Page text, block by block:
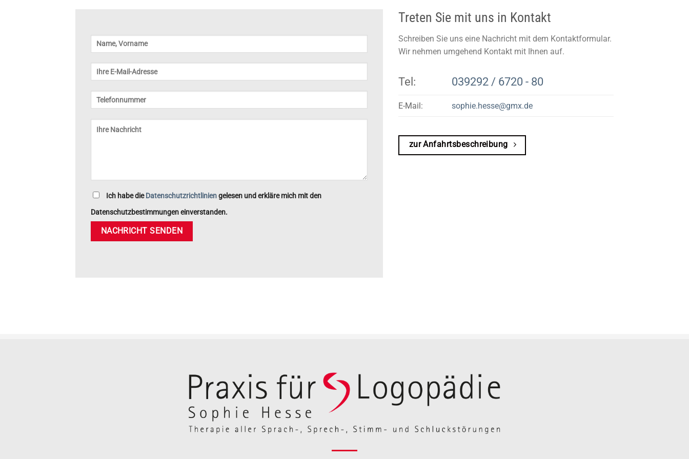
Ich habe dieDatenschutzrichtliniengelesen und erkläre mich mit den
Datenschutzbestimmungen einverstanden.
Treten Sie mit uns in Kontakt
Schreiben Sie uns eine Nachricht mit dem Kontaktformular.
Wir nehmen umgehend Kontakt mit Ihnen auf.
Tel: 039292 / 6720 - 80
E-Mail: sophie.hesse@gmx.de
zur Anfahrtsbeschreibung